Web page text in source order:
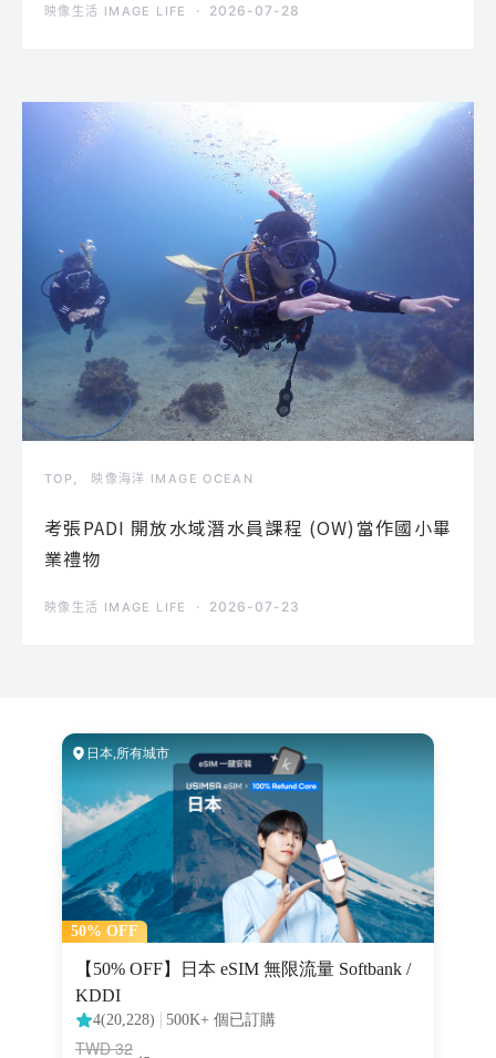
映像生活 IMAGE LIFE 2026-07-28
TOP 映像海洋 IMAGE OCEAN
考張PADI 開放水域潛水員課程 (OW)當作國小畢
業禮物
映像生活 IMAGE LIFE 2026-07-23